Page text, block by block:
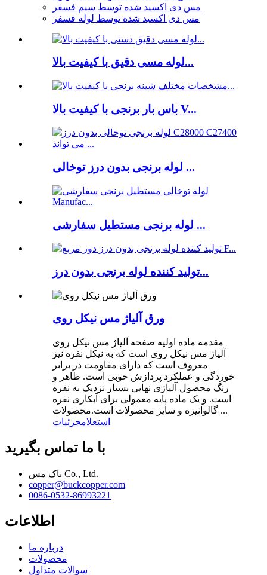
مس دی اکسید شده توسط سیم فسفر
مس دی اکسید شده توسط لوله فسفر
لوله مسی دقیق با کیفیت بالا...
باس بار برنجی با کیفیت بالا V...
لوله برنجی بدون درز توخالی ...
لوله برنجی مستطیل سفارشی ...
تولید کننده لوله برنجی بدون درز...
ورق آلیاژ مس نیکل روی
مقدمه ماده اولیه صفحه آلیاژ مس نیکل روی
آلیاژ مس نیکل روی است که به نیکل نقره نیز
معروف است که دارای مقاومت در برابر
خوردگی و عملکرد پردازش خوبی است. ظاهر و
رنگ محصول آلیاژی نهایی بسیار نزدیک به نقره
است. و یک ماده پایه معمولی برای آبکاری نقره
گالوانیزه و سایر محصولات است.محصولات ...
استعلامجزئیات
با ما تماس بگیرید
باک مس Co., Ltd.
copper@buckcopper.com
0086-0532-86993221
اطلاعات
درباره ما
محصولات
سوالات متداول